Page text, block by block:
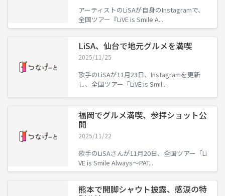
アーティストのLiSAが自身のInstagramで、
全国ツアー『LiVE is Smile A...
LiSA、仙台で地元グルメを満喫
2025/11/25
歌手のLiSAが11月23日、Instagramを更新
し、全国ツアー「LiVE is Smil...
福岡でグルメ満喫、参拝ショット公
開
2025/11/22
歌手のLiSAさんが11月20日、全国ツアー「Li
VE is Smile Always〜PAT...
熊本で開脚シャウト披露、感涙の特